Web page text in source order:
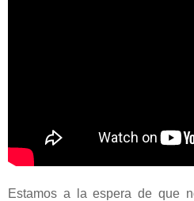
Estamos a la espera de que